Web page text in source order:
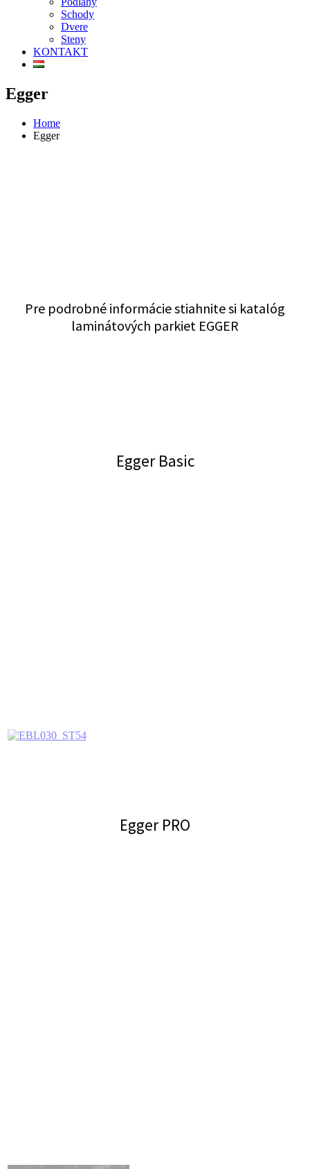
Schody
Dvere
Steny
KONTAKT
Egger
Home
Egger
Pre podrobné informácie stiahnite si katalóg
laminátových parkiet EGGER
Egger Basic
Egger PRO